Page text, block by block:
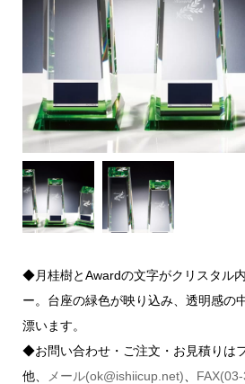
◆月桂樹とAwardの文字がクリスタル
ー。台座の緑色が映り込み、透明感の
漂います。
◆お問い合わせ・ご注文・お見積りは
他、
メール(ok@ishiicup.net)